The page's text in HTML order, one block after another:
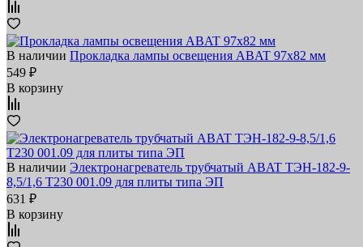
В наличии Прокладка лампы освещения ABAT 97х82 мм
549 ₽
В корзину
В наличии Электронагреватель трубчатый ABAT ТЭН-182-9-
8,5/1,6 Т230 001.09 для плиты типа ЭП
631 ₽
В корзину